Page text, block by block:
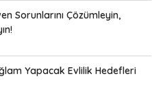
Sorunlarını Çözümleyin,
Yapacak Evlilik Hedefleri